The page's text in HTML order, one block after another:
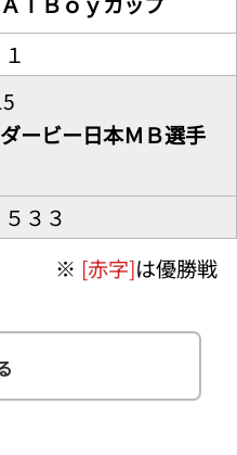
ービー日本ＭＢ選手
３３
※ [赤字]は優勝戦